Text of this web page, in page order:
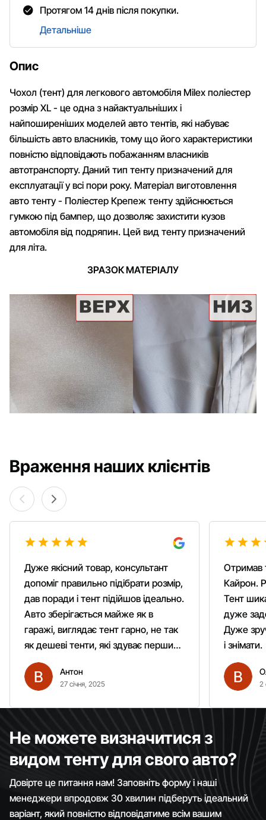
Опис
Чохол (тент) для легкового автомобіля Milex поліестер
розмір XL - це одна з найактуальніших і
найпоширеніших моделей авто тентів, які набуває
більшість авто власників, тому що його характеристики
повністю відповідають побажанням власників
автотранспорту. Даний тип тенту призначений для
експлуатації у всі пори року. Матеріал виготовлення
авто тенту - Поліестер Крепеж тенту здійснюється
гумкою під бампер, що дозволяє захистити кузов
автомобіля від подряпин. Цей вид тенту призначений
для літа.
ЗРАЗОК МАТЕРІАЛУ
Протягом 14 днів після покупки.
Детальніше
Враження наших клієнтів
Дуже якісний товар, консультант
допоміг правильно підібрати розмір,
дав поради і тент підійшов ідеально.
Авто зберігається майже як в
гаражі, виглядає тент гарно, не так
як дешеві тенти, які здуває першим
вітром. Гарно кріпиться.
Рекомендую однозначно!
Антон
27 січня, 2025
Отримав
Кайрон.
Тент
дуже
Дуже
і знімати.
2
Не можете визначитися з
видом тенту для свого авто?
Довірте це питання нам! Заповніть форму і наші
менеджери впродовж 30 хвилин підберуть ідеальний
варіант, який повністю відповідатиме всім вашим